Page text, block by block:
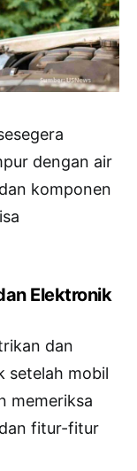
dengan air
komponen
Elektronik
dan
setelah mobil
memeriksa
fitur-fitur